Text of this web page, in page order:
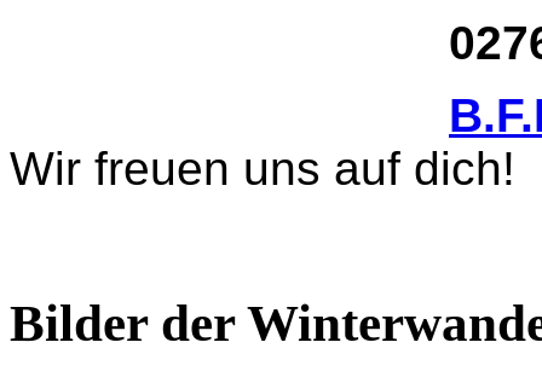
02761
Wir freuen uns auf dich!
Bilder der